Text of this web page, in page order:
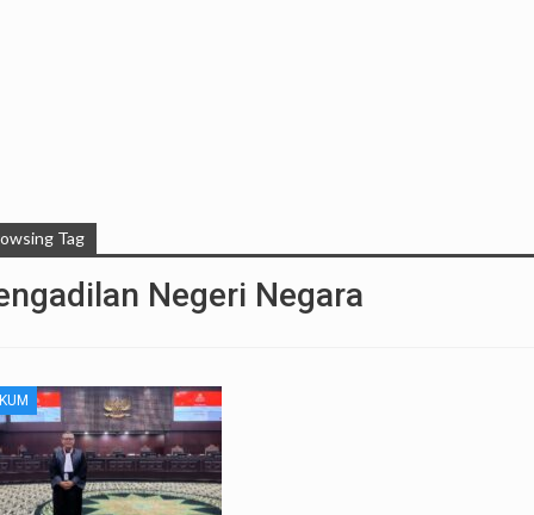
Tag
Negeri Negara